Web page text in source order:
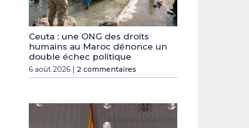
Ceuta : une ONG des droits
humains au Maroc dénonce un
double échec politique
6 août 2026 | 2 commentaires